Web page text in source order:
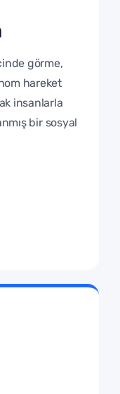
görme,
hareket
insanlarla
bir sosyal